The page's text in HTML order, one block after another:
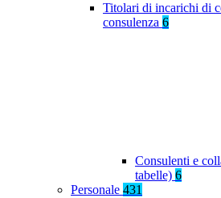
Titolari di incarichi di
consulenza 6
Consulenti e
tabelle) 6
Personale 431